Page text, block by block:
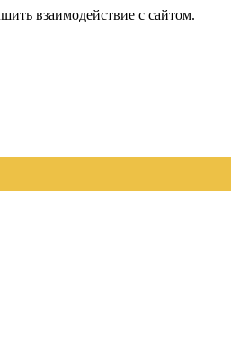
взаимодействие с сайтом.